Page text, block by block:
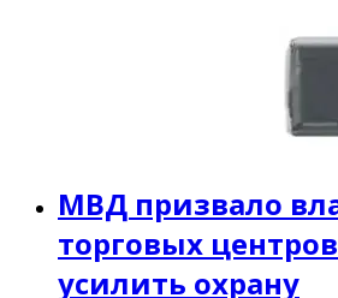
МВД призвало
торговых
усилить охрану